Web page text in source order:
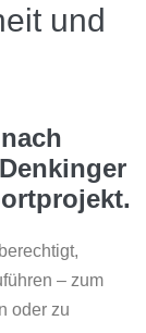
und
– zum
oder zu